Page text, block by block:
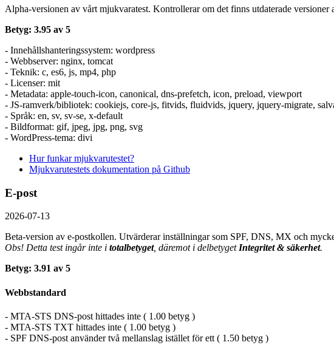
Alpha-versionen av vårt mjukvaratest. Kontrollerar om det finns utdaterade
Betyg: 3.95 av 5
- Innehållshanteringssystem: wordpress
- Webbserver: nginx, tomcat
- Teknik: c, es6, js, mp4, php
- Licenser: mit
- Metadata: apple-touch-icon, canonical, dns-prefetch, icon, preload, viewport
- JS-ramverk/bibliotek: cookiejs, core-js, fitvids, fluidvids, jquery, jquery-migrate,
- Språk: en, sv, sv-se, x-default
- Bildformat: gif, jpeg, jpg, png, svg
- WordPress-tema: divi
Hur funkar mjukvarutestet?
Mjukvarutestets dokumentation på Github
E-post
2026-07-13
Beta-version av e-postkollen. Utvärderar inställningar som SPF, DNS, MX och
Obs! Detta test ingår inte i totalbetyget, däremot i delbetyget Integritet & säkerhet.
Betyg: 3.91 av 5
Webbstandard
- MTA-STS DNS-post hittades inte ( 1.00 betyg )
- MTA-STS TXT hittades inte ( 1.00 betyg )
- SPF DNS-post använder två mellanslag istället för ett ( 1.50 betyg )